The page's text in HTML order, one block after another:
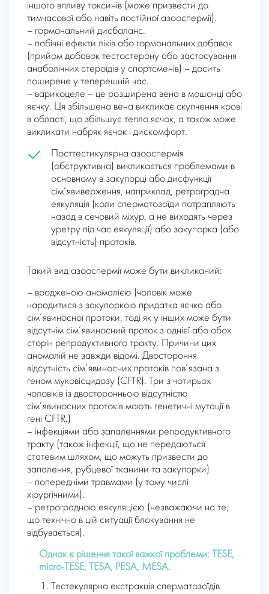
іншого впливу токсинів (може призвести до
тимчасової або навіть постійної азооспермії).
– гормональний дисбаланс.
– побічні ефекти ліків або гормональних добавок
(прийом добавок тестостерону або застосування
анаболічних стероїдів у спортсменів) – досить
поширене у теперешній час.
– варикоцеле – це розширена вена в мошонці або
яєчку. Ця збільшена вена викликає скупчення крові
в області, що збільшує тепло яєчок, а також може
викликати набряк яєчок і дискомфорт.
Посттестикулярна азооспермія
(обструктивна) викликається проблемами в
основному в закупорці або дисфункції
сім’явиверження, наприклад, ретроградна
еякуляція (коли сперматозоїди потрапляють
назад в сечовий міхур, а не виходять через
уретру під час еякуляції) або закупорка (або
відсутність) протоків.
Такий вид азооспермії може бути викликаний:
– вродженою аномалією (чоловік може
народитися з закупоркою придатка яєчка або
сім’явиносної протоки, тоді як у інших може бути
відсутнім сім’явиносний проток з однієї або обох
сторін репродуктивного тракту. Причини цих
аномалій не завжди відомі. Двостороння
відсутність сім’явиносних протоків пов’язана з
геном муковісцидозу (CFTR). Три з чотирьох
чоловіків із двосторонньою відсутністю
сім’явиносних протоків мають генетичні мутації в
гені CFTR.)
– інфекціями або запаленнями репродуктивного
тракту (також інфекції, що не передаються
статевим шляхом, що можуть призвести до
запалення, рубцевої тканини та закупорки)
– попередніми травмами (у тому числі
хірургічними).
– ретроградною еякуляцією (незважаючи на те,
що технічно в цій ситуації блокування не
відбувається).
Однак є рішення такої важкої проблеми: TESE,
micro-TESE, TESA, PESA, MESA.
Тестекулярна екстракція сперматозоїдів